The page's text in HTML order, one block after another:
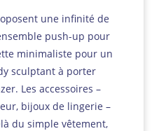
une infinité de
push-up pour
minimaliste pour un
sculptant à porter
Les accessoires –
bijoux de lingerie –
du simple vêtement,